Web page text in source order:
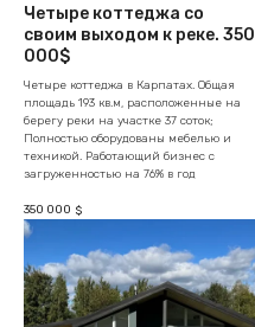
Четыре коттеджа со
своим выходом к реке. 350
000$
Четыре коттеджа в Карпатах. Общая
площадь 193 кв.м, расположенные на
берегу реки на участке 37 соток;
Полностью оборудованы мебелью и
техникой. Работающий бизнес с
загруженностью на 76% в год
350 000 $